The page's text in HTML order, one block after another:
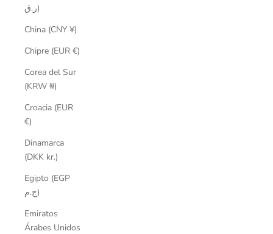
ر.ق)
China (CNY ¥)
Chipre (EUR €)
Corea del Sur
(KRW ₩)
Croacia (EUR
€)
Dinamarca
(DKK kr.)
Egipto (EGP
ج.م)
Emiratos
Árabes Unidos